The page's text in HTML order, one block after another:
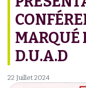
MARQUÉ
D.U.A.D
22 Juillet 2024